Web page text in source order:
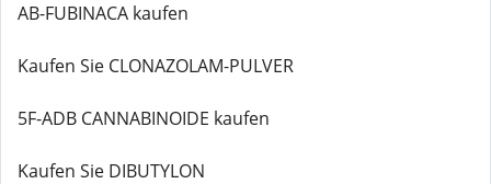
AB-FUBINACA kaufen
Kaufen Sie CLONAZOLAM-PULVER
5F-ADB CANNABINOIDE kaufen
Kaufen Sie DIBUTYLON